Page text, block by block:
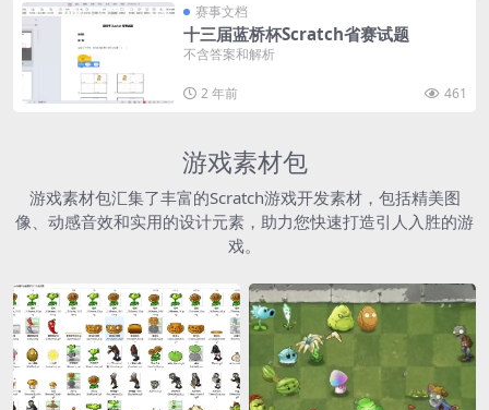
赛事文档
十三届蓝桥杯Scratch省赛试题
不含答案和解析
2 年前 461
游戏素材包
游戏素材包汇集了丰富的Scratch游戏开发素材，包括精美图
像、动感音效和实用的设计元素，助力您快速打造引人入胜的游
戏。